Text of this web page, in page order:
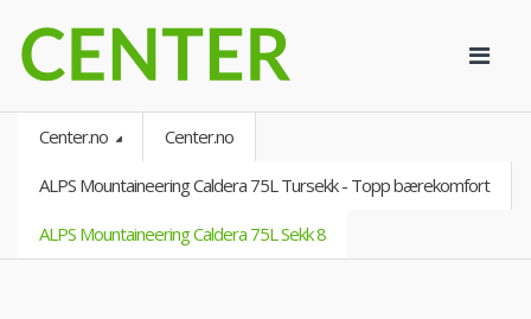
Center.no Center.no
ALPS Mountaineering Caldera 75L Tursekk - Topp bærekomfort
ALPS Mountaineering Caldera 75L Sekk 8